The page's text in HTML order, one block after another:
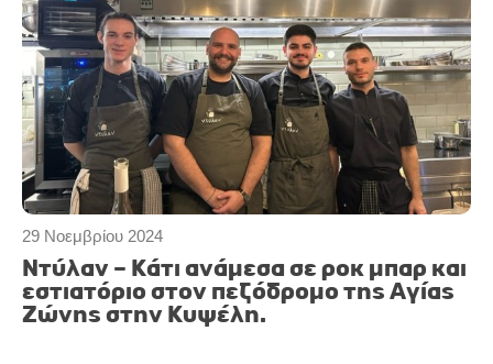
29 Νοεμβρίου 2024
Ντύλαν – Κάτι ανάμεσα σε ροκ μπαρ και
εστιατόριο στον πεζόδρομο της Αγίας
Ζώνης στην Κυψέλη.